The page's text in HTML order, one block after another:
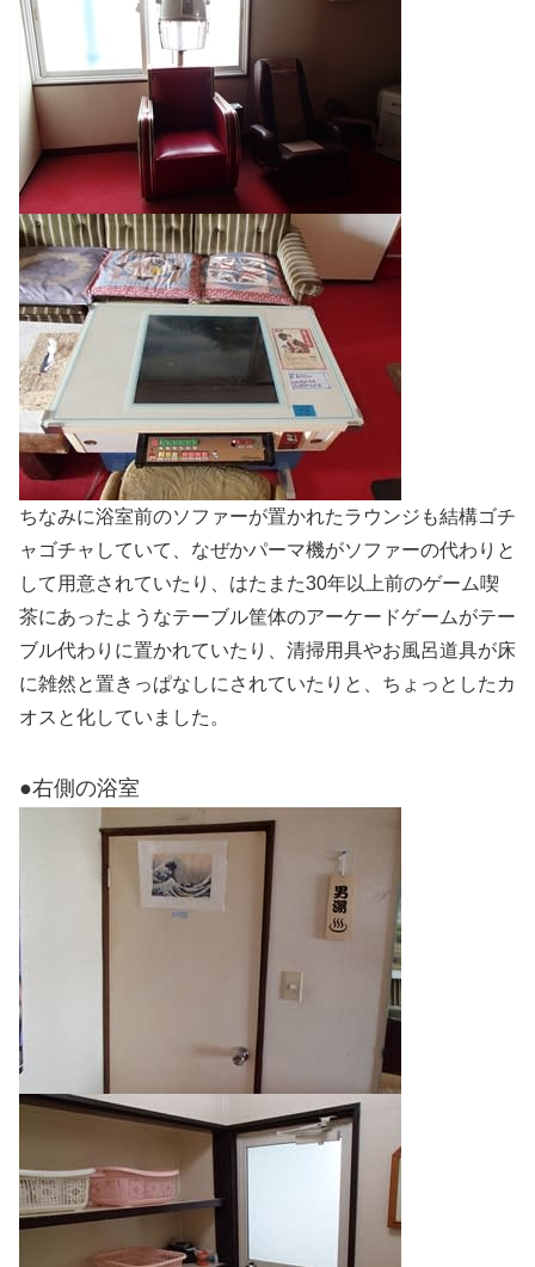
ちなみに浴室前のソファーが置かれたラウンジも結構ゴチ
ャゴチャしていて、なぜかパーマ機がソファーの代わりと
して用意されていたり、はたまた30年以上前のゲーム喫
茶にあったようなテーブル筐体のアーケードゲームがテー
ブル代わりに置かれていたり、清掃用具やお風呂道具が床
に雑然と置きっぱなしにされていたりと、ちょっとしたカ
オスと化していました。
●右側の浴室